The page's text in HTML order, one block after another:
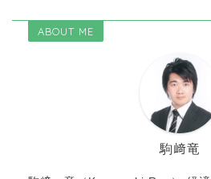
ABOUT ME
駒﨑竜